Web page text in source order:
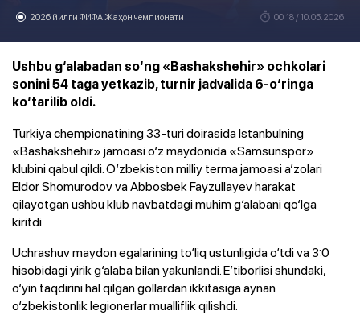
2026 йилги ФИФА Жаҳон чемпионати 00:18 / 10.05.2026
Ushbu g‘alabadan so‘ng «Bashakshehir» ochkolari
sonini 54 taga yetkazib, turnir jadvalida 6-o‘ringa
ko‘tarilib oldi.
Turkiya chempionatining 33-turi doirasida Istanbulning
«Bashakshehir» jamoasi o‘z maydonida «Samsunspor»
klubini qabul qildi. O‘zbekiston milliy terma jamoasi a’zolari
Eldor Shomurodov va Abbosbek Fayzullayev harakat
qilayotgan ushbu klub navbatdagi muhim g‘alabani qo‘lga
kiritdi.
Uchrashuv maydon egalarining to‘liq ustunligida o‘tdi va 3:0
hisobidagi yirik g‘alaba bilan yakunlandi. E’tiborlisi shundaki,
o‘yin taqdirini hal qilgan gollardan ikkitasiga aynan
o‘zbekistonlik legionerlar mualliflik qilishdi.